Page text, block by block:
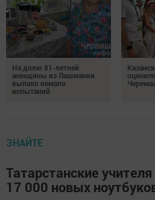
На долю 81-летней
женщины из Лашманки
выпало немало
испытаний
ЗНАЙТЕ
Татарстанские
17 000 новых